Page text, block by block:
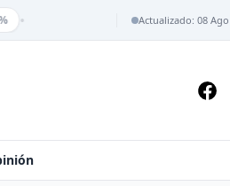
Actualizado: 08 Ago